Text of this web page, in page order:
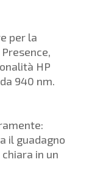
per la
HP
940 nm.
il guadagno
in un